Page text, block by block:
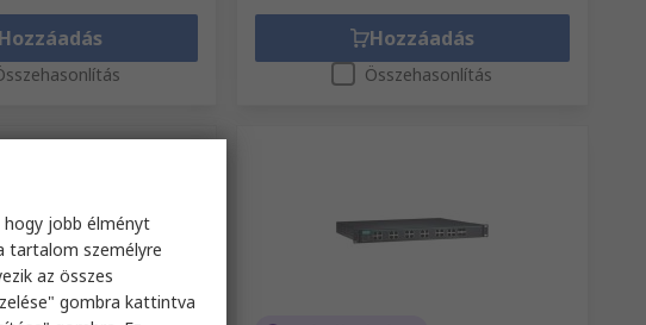
Hozzáadás
Összehasonlítás
hogy jobb élményt
tartalom személyre
az összes
gombra kattintva